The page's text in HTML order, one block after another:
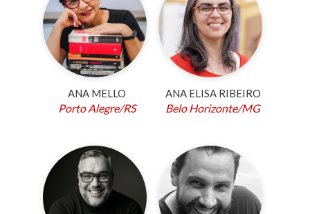
ANA MELLO
Porto Alegre/RS
ANA ELISA RIBEIRO
Belo Horizonte/MG